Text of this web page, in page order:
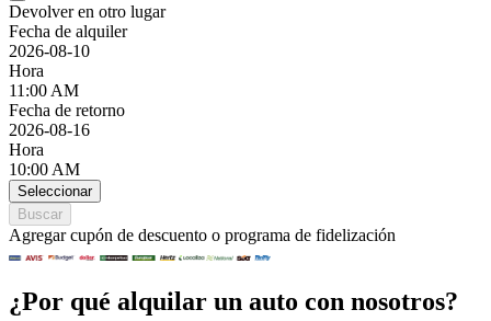
Devolver en otro lugar
Fecha de alquiler
2026-08-10
Hora
11:00 AM
Fecha de retorno
2026-08-16
Hora
10:00 AM
Seleccionar
Buscar
Agregar cupón de descuento o programa de fidelización
¿Por qué alquilar un auto con nosotros?